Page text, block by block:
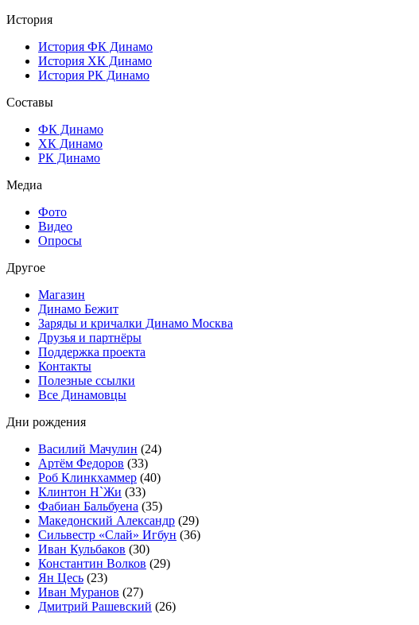
История
История ФК Динамо
История ХК Динамо
История РК Динамо
Составы
ФК Динамо
ХК Динамо
РК Динамо
Медиа
Фото
Видео
Опросы
Другое
Магазин
Динамо Бежит
Заряды и кричалки Динамо Москва
Друзья и партнёры
Поддержка проекта
Контакты
Полезные ссылки
Все Динамовцы
Дни рождения
Василий Мачулин (24)
Артём Федоров (33)
Роб Клинкхаммер (40)
Клинтон Н`Жи (33)
Фабиан Бальбуена (35)
Македонский Александр (29)
Сильвестр «Слай» Игбун (36)
Иван Кульбаков (30)
Константин Волков (29)
Ян Цесь (23)
Иван Муранов (27)
Дмитрий Рашевский (26)